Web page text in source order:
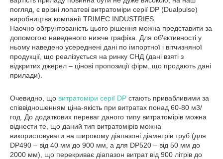
погляд, є врізні лопатеві витратоміри серії DP (Dualpulse)
виробництва компанії TRIMEC INDUSTRIES.
Наочно обгрунтованість цього рішення можна представити за
допомогою наведеного нижче графіка. Для об'єктивності у
ньому наведено усереднені дані по імпортної і вітчизняної
продукції, що реалізується на ринку СНД (дані взяті з
відкритих джерел – цінові пропозиції фірм, що продають дані
прилади).
Очевидно, що витратоміри серії DP стають привабливими за
співвідношенням ціна-якість при витратах понад 60-80 м3/
год. До додаткових переваг даного типу витратомірів можна
віднести те, що даний тип витратомірів можна
використовувати на широкому діапазоні діаметрів труб (для
DP490 – від 40 мм до 900 мм, а для DP520 – від 50 мм до
2000 мм), що перекриває діапазон витрат від 900 літрів до